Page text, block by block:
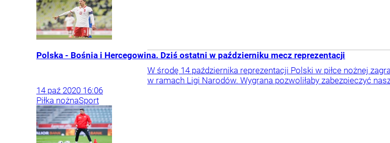
Polska - Bośnia i Hercegowina. Dziś ostatni w październiku mecz reprezentacji
W środę 14 października reprezentacji Polski w piłce nożnej
w ramach Ligi Narodów. Wygrana pozwoliłaby zabezpieczyć
14 paź 2020 16:06
Piłka nożnaSport